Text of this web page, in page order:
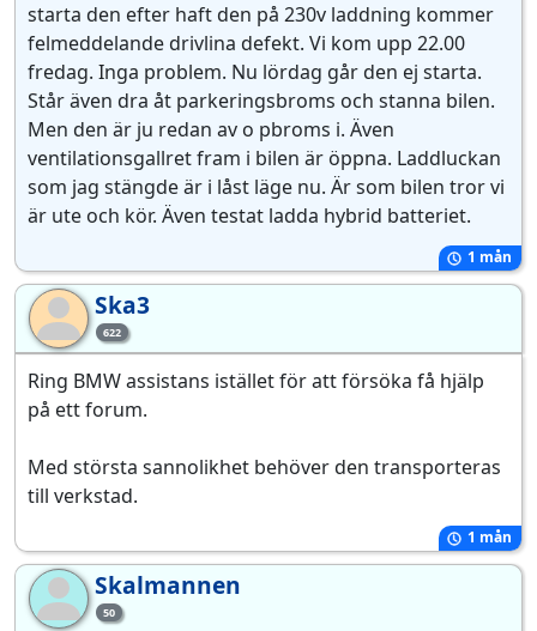
starta den efter haft den på 230v laddning kommer
felmeddelande drivlina defekt. Vi kom upp 22.00
fredag. Inga problem. Nu lördag går den ej starta.
Står även dra åt parkeringsbroms och stanna bilen.
Men den är ju redan av o pbroms i. Även
ventilationsgallret fram i bilen är öppna. Laddluckan
som jag stängde är i låst läge nu. Är som bilen tror vi
är ute och kör. Även testat ladda hybrid batteriet.
1 mån
Sk 622
Ska3
Ring BMW assistans istället för att försöka få hjälp
på ett forum.
Med största sannolikhet behöver den transporteras
till verkstad.
1 mån
Sk 50
Skalmannen